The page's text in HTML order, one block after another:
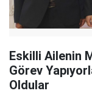
Eskilli Ailenin
Görev
Oldular